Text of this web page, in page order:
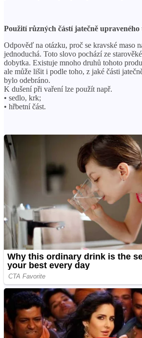
Použití různých částí jatečně
Odpověď na otázku, proč se kravské maso
jednoduchá. Toto slovo pochází ze
dobytka. Existuje mnoho druhů tohoto
ale může lišit i podle toho, z jaké části
bylo odebráno.
K dušení při vaření lze použít např.
• sedlo, krk;
• hřbetní část.